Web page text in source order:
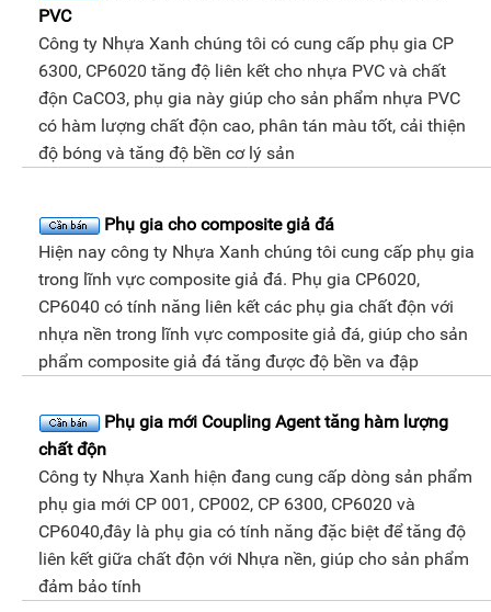
PVC
Công ty Nhựa Xanh chúng tôi có cung cấp phụ gia CP
6300, CP6020 tăng độ liên kết cho nhựa PVC và chất
độn CaCO3, phụ gia này giúp cho sản phẩm nhựa PVC
có hàm lượng chất độn cao, phân tán màu tốt, cải thiện
độ bóng và tăng độ bền cơ lý sản
Phụ gia cho composite giả đá
Hiện nay công ty Nhựa Xanh chúng tôi cung cấp phụ gia
trong lĩnh vực composite giả đá. Phụ gia CP6020,
CP6040 có tính năng liên kết các phụ gia chất độn với
nhựa nền trong lĩnh vực composite giả đá, giúp cho sản
phẩm composite giả đá tăng được độ bền va đập
Phụ gia mới Coupling Agent tăng hàm lượng
chất độn
Công ty Nhựa Xanh hiện đang cung cấp dòng sản phẩm
phụ gia mới CP 001, CP002, CP 6300, CP6020 và
CP6040,đây là phụ gia có tính năng đặc biệt để tăng độ
liên kết giữa chất độn với Nhựa nền, giúp cho sản phẩm
đảm bảo tính